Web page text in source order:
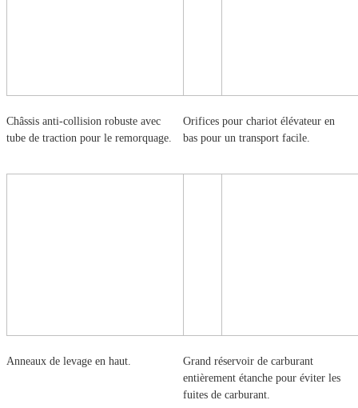
Châssis anti-collision robuste avec
tube de traction pour le remorquage.
Orifices pour chariot élévateur en
bas pour un transport facile.
Anneaux de levage en haut.
Grand réservoir de carburant
entièrement étanche pour éviter les
fuites de carburant.